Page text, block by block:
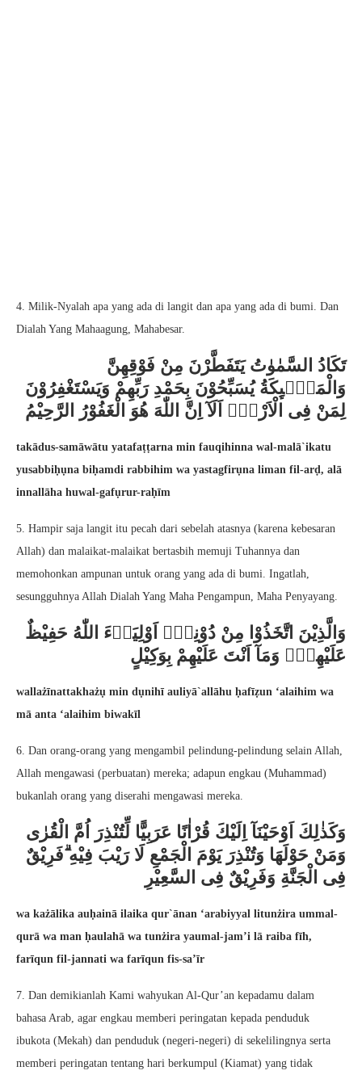
4. Milik-Nyalah apa yang ada di langit dan apa yang ada di bumi. Dan
Dialah Yang Mahaagung, Mahabesar.
تَكَادُ السَّمٰوٰتُ يَتَفَطَّرْنَ مِنْ فَوْقِهِنَّ
وَالْمَلٰۤىِٕكَةُ يُسَبِّحُوْنَ بِحَمْدِ رَبِّهِمْ وَيَسْتَغْفِرُوْنَ
لِمَنْ فِى الْاَرْضِۗ اَلَآ اِنَّ اللّٰهَ هُوَ الْغَفُوْرُ الرَّحِيْمُ
takādus-samāwātu yatafaṭṭarna min fauqihinna wal-malā`ikatu
yusabbiḥụna biḥamdi rabbihim wa yastagfirụna liman fil-arḍ, alā
innallāha huwal-gafụrur-raḥīm
5. Hampir saja langit itu pecah dari sebelah atasnya (karena kebesaran
Allah) dan malaikat-malaikat bertasbih memuji Tuhannya dan
memohonkan ampunan untuk orang yang ada di bumi. Ingatlah,
sesungguhnya Allah Dialah Yang Maha Pengampun, Maha Penyayang.
وَالَّذِيْنَ اتَّخَذُوْا مِنْ دُوْنِهٖٓ اَوْلِيَاۤءَ اللّٰهُ حَفِيْظٌ
عَلَيْهِمْۖ وَمَآ اَنْتَ عَلَيْهِمْ بِوَكِيْلٍ
wallażīnattakhażụ min dụnihī auliyā`allāhu ḥafīẓun ‘alaihim wa
mā anta ‘alaihim biwakīl
6. Dan orang-orang yang mengambil pelindung-pelindung selain Allah,
Allah mengawasi (perbuatan) mereka; adapun engkau (Muhammad)
bukanlah orang yang diserahi mengawasi mereka.
وَكَذٰلِكَ اَوْحَيْنَآ اِلَيْكَ قُرْاٰنًا عَرَبِيًّا لِّتُنْذِرَ اُمَّ الْقُرٰى
وَمَنْ حَوْلَهَا وَتُنْذِرَ يَوْمَ الْجَمْعِ لَا رَيْبَ فِيْهِ ۗفَرِيْقٌ
فِى الْجَنَّةِ وَفَرِيْقٌ فِى السَّعِيْرِ
wa każālika auḥainā ilaika qur`ānan ‘arabiyyal litunżira ummal-
qurā wa man ḥaulahā wa tunżira yaumal-jam’i lā raiba fīh,
farīqun fil-jannati wa farīqun fis-sa’īr
7. Dan demikianlah Kami wahyukan Al-Qur’an kepadamu dalam
bahasa Arab, agar engkau memberi peringatan kepada penduduk
ibukota (Mekah) dan penduduk (negeri-negeri) di sekelilingnya serta
memberi peringatan tentang hari berkumpul (Kiamat) yang tidak